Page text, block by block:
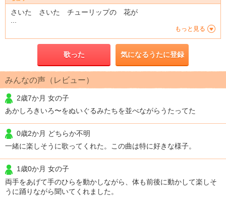
さいた さいた チューリップの 花が
もっと見る
歌った 気になるうたに登録
みんなの声（レビュー）
2歳7か月 女の子
あかしろきいろ〜をぬいぐるみたちを並べながらうたってた
0歳2か月 どちらか不明
一緒に楽しそうに歌ってくれた。この曲は特に好きな様子。
1歳0か月 女の子
両手をあげて手のひらを動かしながら、体も前後に動かして楽しそ
うに踊りながら聞いてくれました。